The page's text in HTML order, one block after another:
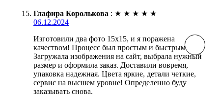
Глафира Королькова : ★ ★ ★ ★ ★
06.12.2024
Изготовили два фото 15х15, и я поражена
качеством! Процесс был простым и быстрым.
Загружала изображения на сайт, выбрала нужный
размер и оформила заказ. Доставили вовремя,
упаковка надежная. Цвета яркие, детали четкие,
сервис на высшем уровне! Определенно буду
заказывать снова.